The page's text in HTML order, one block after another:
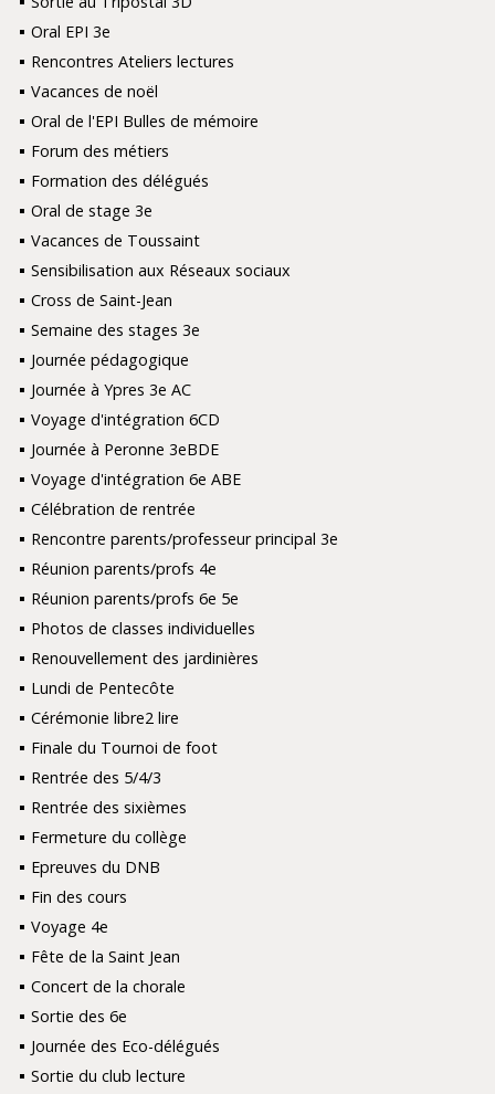
Oral EPI 3e
Rencontres Ateliers lectures
Vacances de noël
Oral de l'EPI Bulles de mémoire
Forum des métiers
Formation des délégués
Oral de stage 3e
Vacances de Toussaint
Sensibilisation aux Réseaux sociaux
Cross de Saint-Jean
Semaine des stages 3e
Journée pédagogique
Journée à Ypres 3e AC
Voyage d'intégration 6CD
Journée à Peronne 3eBDE
Voyage d'intégration 6e ABE
Célébration de rentrée
Rencontre parents/professeur principal 3e
Réunion parents/profs 4e
Réunion parents/profs 6e 5e
Photos de classes individuelles
Renouvellement des jardinières
Lundi de Pentecôte
Cérémonie libre2 lire
Finale du Tournoi de foot
Rentrée des 5/4/3
Rentrée des sixièmes
Fermeture du collège
Epreuves du DNB
Fin des cours
Voyage 4e
Fête de la Saint Jean
Concert de la chorale
Sortie des 6e
Journée des Eco-délégués
Sortie du club lecture